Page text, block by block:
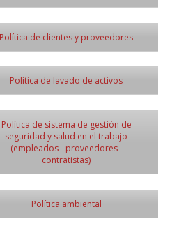
Política de clientes y proveedores
Política de lavado de activos
Política de sistema de gestión de
seguridad y salud en el trabajo
(empleados - proveedores -
contratistas)
Política ambiental